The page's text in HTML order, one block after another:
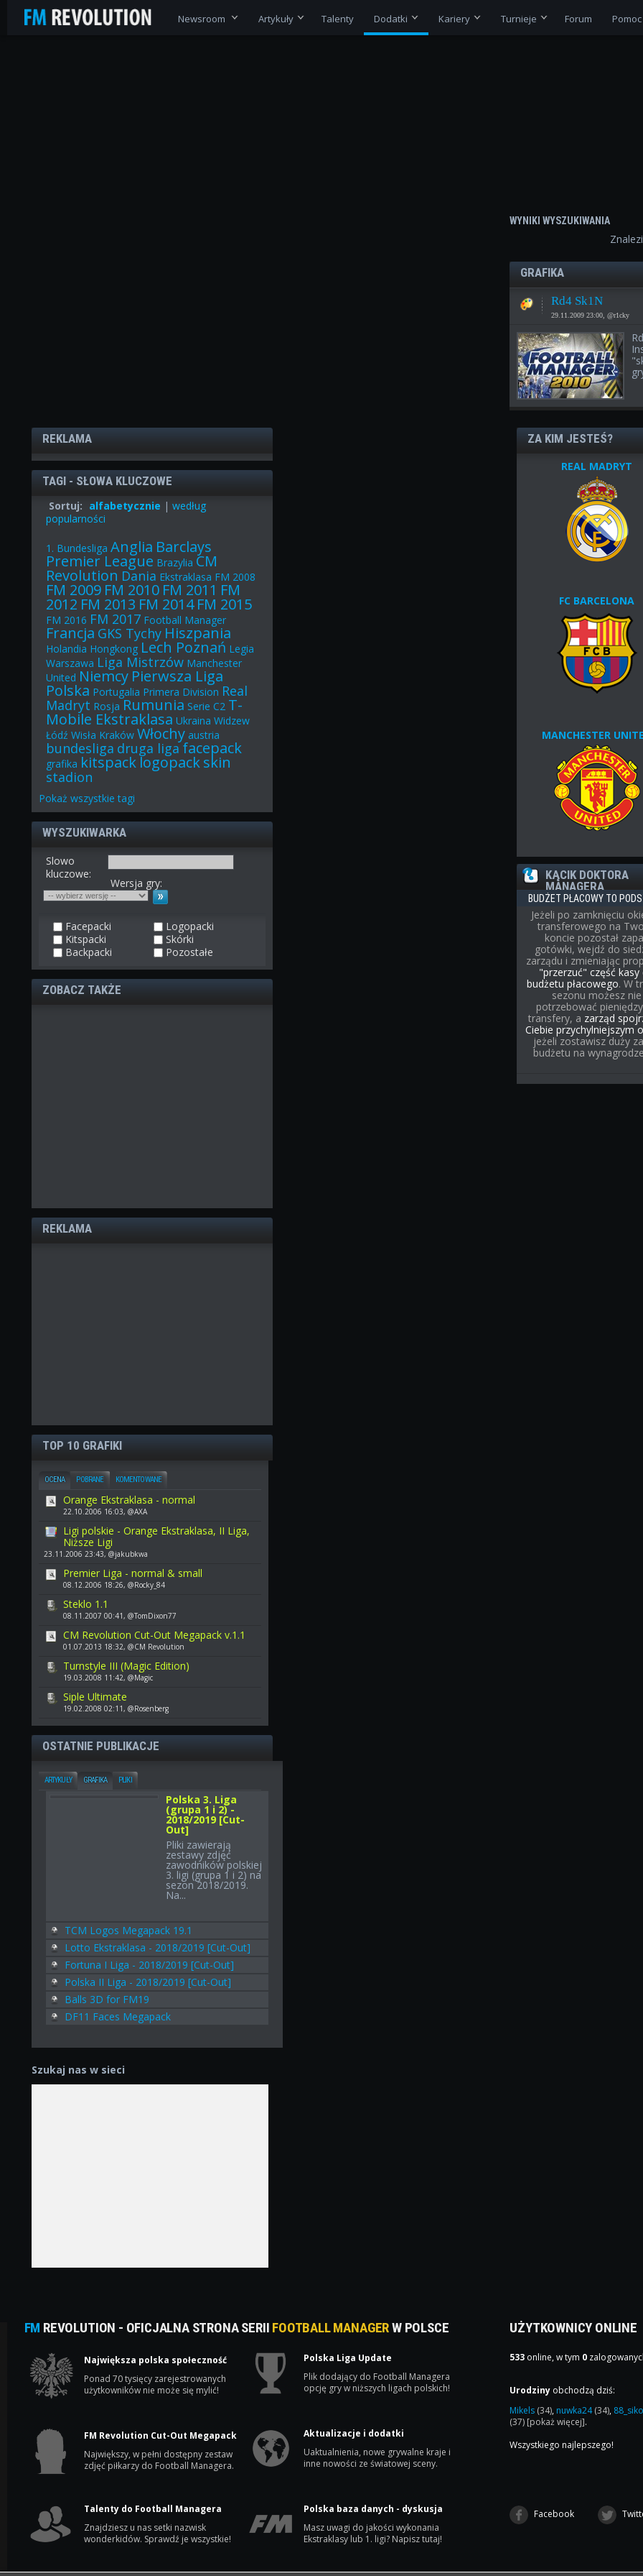
Newsroom Artykuły Talenty Dodatki Kariery Turnieje Forum Pomoc
WYNIKI WYSZUKIWANIA
GRAFIKA
Rd4 Sk1N
29.11.2009 23:00, @r1cky
REKLAMA
TAGI - SŁOWA KLUCZOWE
Sortuj: alfabetycznie | według
popularności
1. Bundesliga Anglia Barclays
Premier League Brazylia CM
Revolution Dania Ekstraklasa FM 2008
FM 2009 FM 2010 FM 2011 FM
2012 FM 2013 FM 2014 FM 2015
FM 2016 FM 2017 Football Manager
Francja GKS Tychy Hiszpania
Holandia Hongkong Lech Poznań Legia
Warszawa Liga Mistrzów Manchester
United Niemcy Pierwsza Liga
Polska Portugalia Primera Division Real
Madryt Rosja Rumunia Serie C2 T-
Mobile Ekstraklasa Ukraina Widzew
Łódź Wisła Kraków Włochy austria
bundesliga druga liga facepack
grafika kitspacklogopack skin
stadion
Pokaż wszystkie tagi
WYSZUKIWARKA
Slowo
kluczowe:
Wersja gry:
Facepacki
Logopacki
Kitspacki
Skórki
Backpacki
Pozostałe
ZOBACZ TAKŻE
REKLAMA
TOP 10 GRAFIKI
OCENA POBRANE KOMENTOWANE
Orange Ekstraklasa - normal
22.10.2006 16:03, @AXA
Ligi polskie - Orange Ekstraklasa, II Liga,
Niższe Ligi
23.11.2006 23:43, @jakubkwa
Premier Liga - normal & small
08.12.2006 18:26, @Rocky_84
Steklo 1.1
08.11.2007 00:41, @TomDixon77
CM Revolution Cut-Out Megapack v.1.1
01.07.2013 18:32, @CM Revolution
Turnstyle III (Magic Edition)
19.03.2008 11:42, @Magic
Siple Ultimate
19.02.2008 02:11, @Rosenberg
OSTATNIE PUBLIKACJE
ARTYKUŁY GRAFIKA PLIKI
Polska 3. Liga
(grupa 1 i 2) -
2018/2019 [Cut-
Out]
Pliki zawierają
zestawy zdjęć
zawodników polskiej
3. ligi (grupa 1 i 2) na
sezon 2018/2019.
Na...
TCM Logos Megapack 19.1
Lotto Ekstraklasa - 2018/2019 [Cut-Out]
Fortuna I Liga - 2018/2019 [Cut-Out]
Polska II Liga - 2018/2019 [Cut-Out]
Balls 3D for FM19
DF11 Faces Megapack
Szukaj nas w sieci
ZA KIM JESTEŚ?
REAL MADRYT
FC BARCELONA
MANCHESTER
KĄCIK DOKTORA
MANAGERA
BUDŻET PŁACOWY TO
Jeżeli po zamknięciu
transferowego na
koncie pozostał
gotówki, wejdź do
zarządu i zmieniając
"przerzuć" część kasy
budżetu płacowego. W
sezonu możesz nie
potrzebować
transfery, a zarząd
Ciebie przychylniejszym
jeżeli zostawisz duży
budżetu na
FM REVOLUTION - OFICJALNA STRONA SERII FOOTBALL MANAGERW POLSCE
Największa polska społeczność
Ponad 70 tysięcy zarejestrowanych
użytkowników nie może się mylić!
Polska Liga Update
Plik dodający do Football Managera
opcję gry w niższych ligach polskich!
FM Revolution Cut-Out Megapack
Największy, w pełni dostępny zestaw
zdjęć piłkarzy do Football Managera.
Aktualizacje i dodatki
Uaktualnienia, nowe grywalne kraje i
inne nowości ze światowej sceny.
Talenty do Football Managera
Znajdziesz u nas setki nazwisk
wonderkidów. Sprawdź je wszystkie!
Polska baza danych - dyskusja
Masz uwagi do jakości wykonania
Ekstraklasy lub 1. ligi? Napisz tutaj!
UŻYTKOWNICY ONLINE
533 online, w tym 0
Urodziny obchodzą dziś:
Mikels (34), nuwka24(34),
(37) [pokaż więcej].
Wszystkiego najlepszego!
Facebook